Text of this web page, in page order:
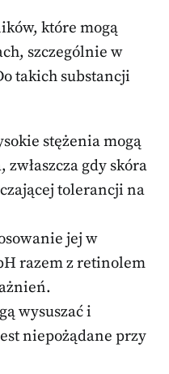
które mogą
szczególnie w
takich substancji
stężenia mogą
gdy skóra
tolerancji na
jej w
razem z retinolem
wysuszać i
niepożądane przy